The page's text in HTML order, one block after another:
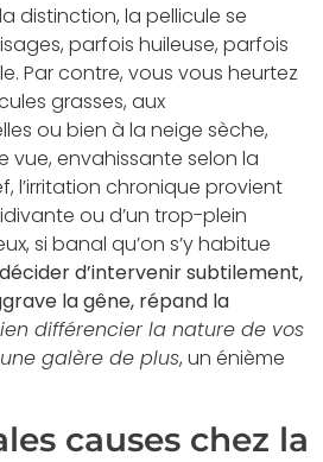
distinction, la pellicule se
parfois huileuse, parfois
Par contre, vous vous heurtez
grasses, aux
ou bien à la neige sèche,
vue, envahissante selon la
l’irritation chronique provient
ou d’un trop-plein
si banal qu’on s’y habitue
d’intervenir subtilement,
la gêne, répand la
différencier la nature de vos
galère de plus, un énième
causes chez la